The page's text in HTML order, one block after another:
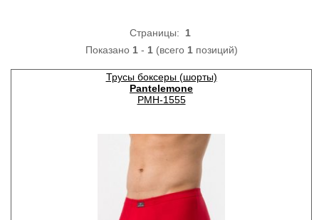
Страницы: 1
Показано 1- 1(всего 1позиций)
Трусы боксеры (шорты)
Pantelemone
PMH-1555